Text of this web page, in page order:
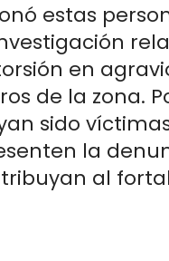
estas
en
de la zona.
sido
la
al